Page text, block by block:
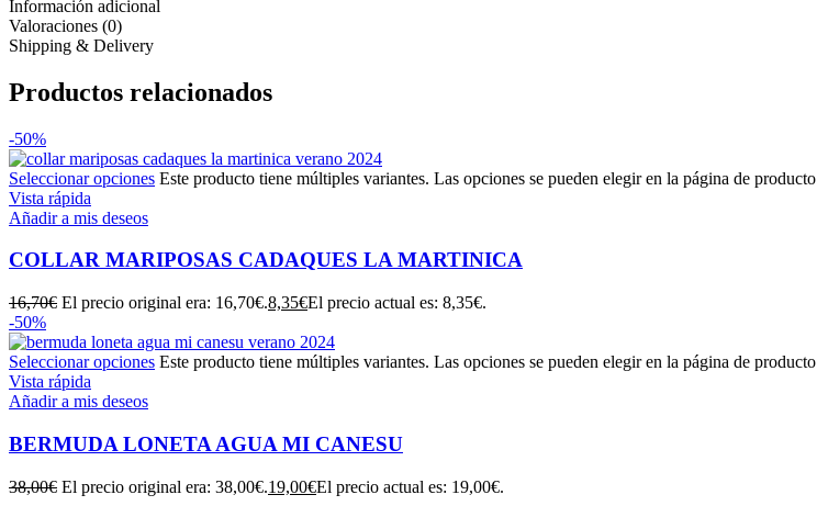
Información adicional
Valoraciones (0)
Shipping & Delivery
Productos relacionados
-50%
Seleccionar opciones Este producto tiene múltiples variantes. Las opciones se pueden elegir en la página de producto
Vista rápida
Añadir a mis deseos
COLLAR MARIPOSAS CADAQUES LA MARTINICA
16,70€ El precio original era: 16,70€.8,35€El precio actual es: 8,35€.
-50%
Seleccionar opciones Este producto tiene múltiples variantes. Las opciones se pueden elegir en la página de producto
Vista rápida
Añadir a mis deseos
BERMUDA LONETA AGUA MI CANESU
38,00€ El precio original era: 38,00€.19,00€El precio actual es: 19,00€.